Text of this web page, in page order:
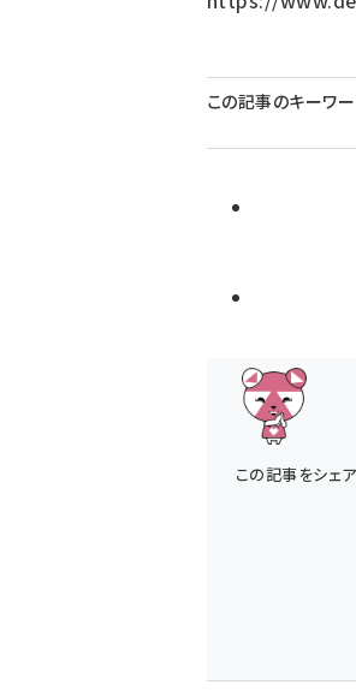
この記事のキーワ
この記事をシェ